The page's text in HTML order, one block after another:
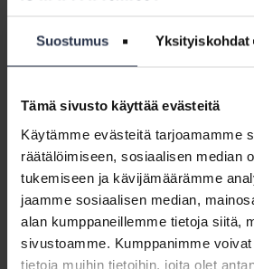
Suostumus Yksityiskohdat
Tämä sivusto käyttää evästeitä
Käytämme evästeitä tarjoamamme
räätälöimiseen, sosiaalisen median
tukemiseen ja kävijämäärämme
jaamme sosiaalisen median,
alan kumppaneillemme tietoja siitä,
sivustoamme. Kumppanimme
tietoja muihin tietoihin, joita olet
kilpailuoikeudellisen lainsäädännön
Toimii osakkaiden tai asukkaiden välisissä
Tuntee ja tuo esiin erilaisia
5. Edistää avoimuutta ja
myönteisesti
On velvollinen sovitussa tai kohtuullisessa
isännöintitoiminnassa saamiinsa
vastauksen tai muun vastaavan syyn